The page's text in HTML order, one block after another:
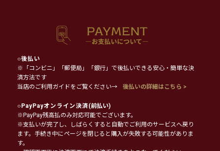
○後払い
※「コンビニ」「郵便局」「銀行」で後払いできる安心・簡単な決
済方法です
当店のご利用ガイドをご覧ください→
後払いの詳細はこちら >
○PayPayオンライン決済(前払い)
※PayPay残高払のみ対応可能でございます。
※支払いが完了し、しばらくすると自動でご利用のサービスへ戻り
ます。手続き中にページを閉じると購入が失敗する可能性がありま
す。